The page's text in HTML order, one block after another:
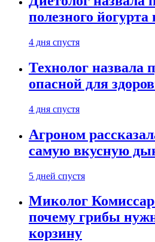
полезного йогурта
4 дня спустя
Технолог назвала
опасной для
4 дня спустя
Агроном
самую вкусную
5 дней спустя
Миколог
почему грибы
корзину